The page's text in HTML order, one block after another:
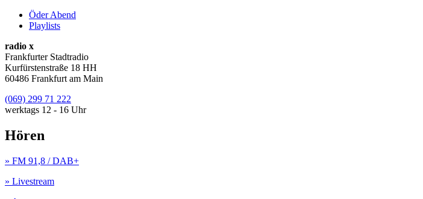
Öder Abend
Playlists
radio x
Frankfurter Stadtradio
Kurfürstenstraße 18 HH
60486 Frankfurt am Main
(069) 299 71 222
werktags 12 - 16 Uhr
Hören
» FM 91,8 / DAB+
» Livestream